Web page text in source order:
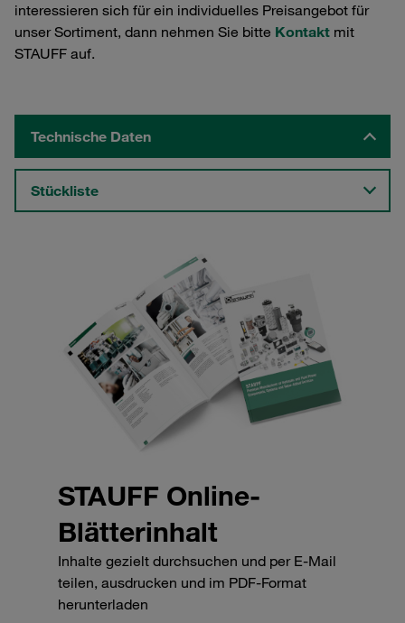
interessieren sich für ein individuelles Preisangebot für
unser Sortiment, dann nehmen Sie bitte Kontakt mit
STAUFF auf.
Technische Daten
Stückliste
STAUFF Online-
Blätterinhalt
Inhalte gezielt durchsuchen und per E-Mail
teilen, ausdrucken und im PDF-Format
herunterladen